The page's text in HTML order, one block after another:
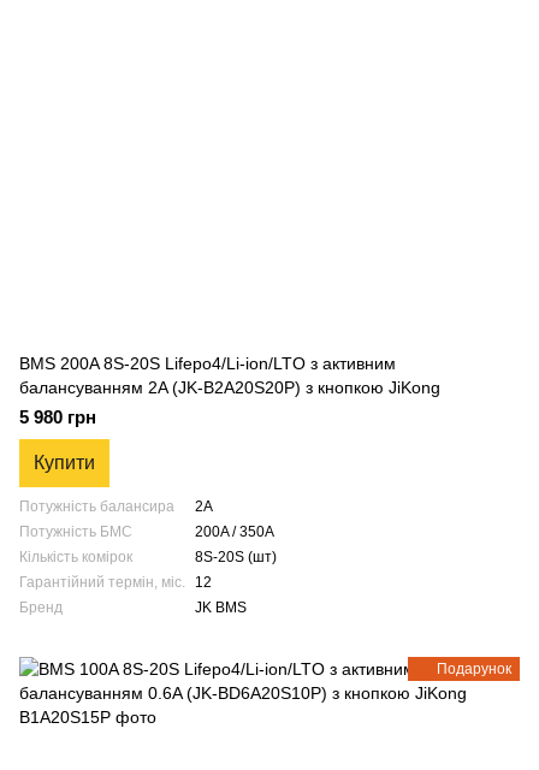
BMS 200A 8S-20S Lifepo4/Li-ion/LTO з активним
балансуванням 2A (JK-B2A20S20P) з кнопкою JiKong
5 980 грн
Купити
Потужність балансира
2A
Потужність БМС
200A / 350A
Кількість комірок
8S-20S (шт)
Гарантійний термін, міс.
12
Бренд
JK BMS
Подарунок